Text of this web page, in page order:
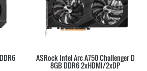
ASRock Intel Arc A750 Challenger D
8GB DDR6 2xHDMI/2xDP